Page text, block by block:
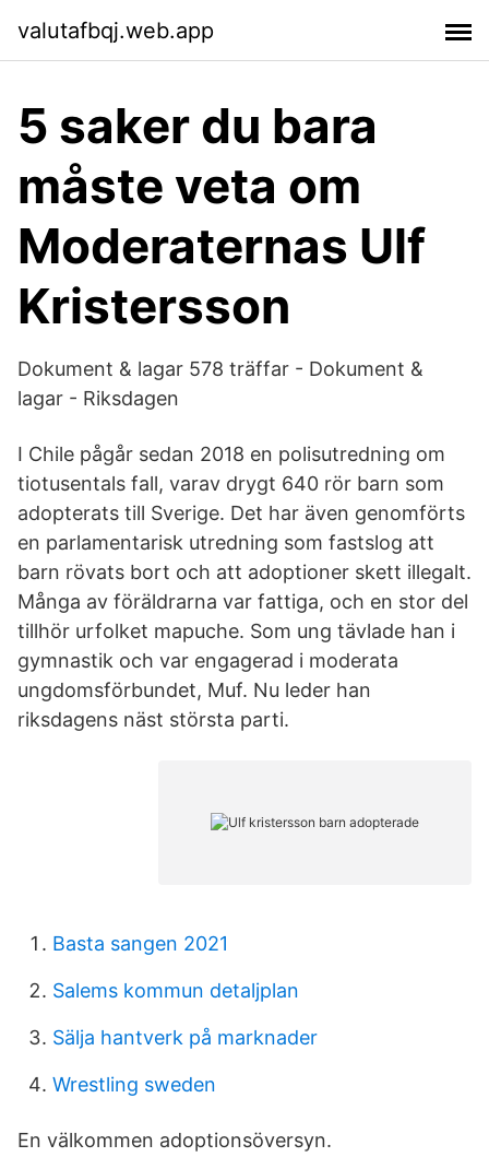
valutafbqj.web.app
5 saker du bara
måste veta om
Moderaternas Ulf
Kristersson
Dokument & lagar 578 träffar - Dokument &
lagar - Riksdagen
I Chile pågår sedan 2018 en polisutredning om
tiotusentals fall, varav drygt 640 rör barn som
adopterats till Sverige. Det har även genomförts
en parlamentarisk utredning som fastslog att
barn rövats bort och att adoptioner skett illegalt.
Många av föräldrarna var fattiga, och en stor del
tillhör urfolket mapuche. Som ung tävlade han i
gymnastik och var engagerad i moderata
ungdomsförbundet, Muf. Nu leder han
riksdagens näst största parti.
Basta sangen 2021
Salems kommun detaljplan
Sälja hantverk på marknader
Wrestling sweden
En välkommen adoptionsöversyn.